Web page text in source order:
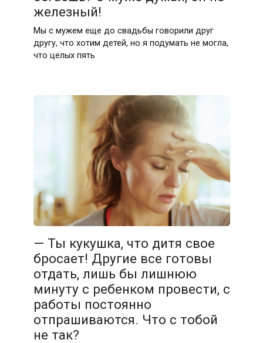
железный!
Мы с мужем еще до свадьбы говорили друг
другу, что хотим детей, но я подумать не могла,
что целых пять
— Ты кукушка, что дитя свое
бросает! Другие все готовы
отдать, лишь бы лишнюю
минуту с ребенком провести, с
работы постоянно
отпрашиваются. Что с тобой
не так?